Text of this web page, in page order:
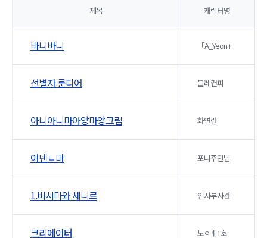
제목 캐릭터명
바니바니 「A_Yeon」
선별자 룬디어 블레컨피
아니아니마아앙마앙그림 화연란
여넨ㄴ마 포니주인님
1.비시마와 세니르 인사부사관
크리에이터 노ㅇㅖ1호